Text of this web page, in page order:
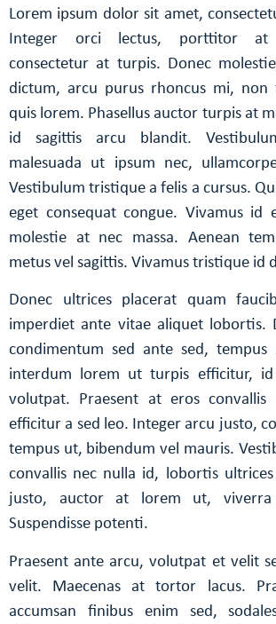
Lorem ipsum dolor sit amet,
Integer orci lectus, porttitor at
consectetur at turpis. Donec
dictum, arcu purus rhoncus mi, non
quis lorem. Phasellus auctor turpis at
id sagittis arcu blandit.
malesuada ut ipsum nec,
Vestibulum tristique a felis a cursus.
eget consequat congue. Vivamus id
molestie at nec massa. Aenean
metus vel sagittis. Vivamus tristique id
Donec ultrices placerat quam
imperdiet ante vitae aliquet lobortis.
condimentum sed ante sed, tempus
interdum lorem ut turpis efficitur, id
volutpat. Praesent at eros convallis
efficitur a sed leo. Integer arcu justo,
tempus ut, bibendum vel mauris.
convallis nec nulla id, lobortis
justo, auctor at lorem ut, viverra
Suspendisse potenti.
Praesent ante arcu, volutpat et velit
velit. Maecenas at tortor lacus.
accumsan finibus enim sed,